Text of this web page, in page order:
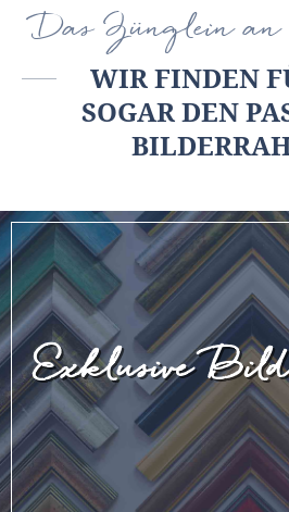
Das Zünglein
WIR FINDEN
SOGAR DEN
Exklusive